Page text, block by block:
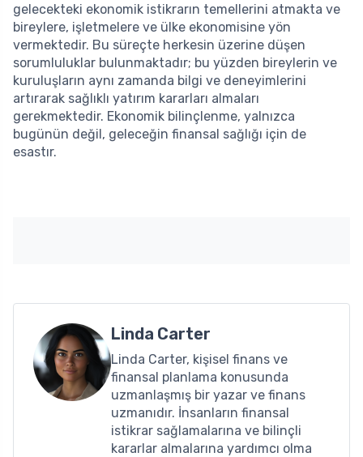
gelecekteki ekonomik istikrarın temellerini atmakta ve
bireylere, işletmelere ve ülke ekonomisine yön
vermektedir. Bu süreçte herkesin üzerine düşen
sorumluluklar bulunmaktadır; bu yüzden bireylerin ve
kuruluşların aynı zamanda bilgi ve deneyimlerini
artırarak sağlıklı yatırım kararları almaları
gerekmektedir. Ekonomik bilinçlenme, yalnızca
bugünün değil, geleceğin finansal sağlığı için de
esastır.
Linda Carter
Linda Carter, kişisel finans ve
finansal planlama konusunda
uzmanlaşmış bir yazar ve finans
uzmanıdır. İnsanların finansal
istikrar sağlamalarına ve bilinçli
kararlar almalarına yardımcı olma